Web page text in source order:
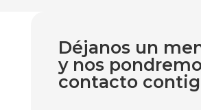
Déjanos un
y nos
contacto